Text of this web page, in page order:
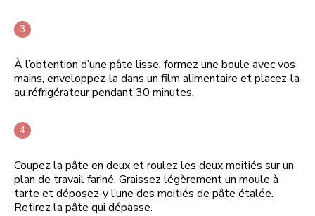
À l’obtention d’une pâte lisse, formez une boule avec vos
mains, enveloppez-la dans un film alimentaire et placez-la
au réfrigérateur pendant 30 minutes.
Coupez la pâte en deux et roulez les deux moitiés sur un
plan de travail fariné. Graissez légèrement un moule à
tarte et déposez-y l’une des moitiés de pâte étalée.
Retirez la pâte qui dépasse.